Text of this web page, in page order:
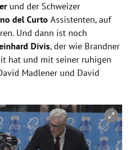
und der Schweizer
del Curto Assistenten, auf
Und dann ist noch
Divis, der wie Brandner
hat und mit seiner ruhigen
Madlener und David
schließen